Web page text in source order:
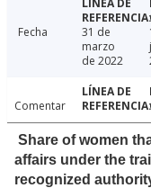
Fecha
31 de
marzo
de 2022
Comentar
Share of women
affairs under the
recognized